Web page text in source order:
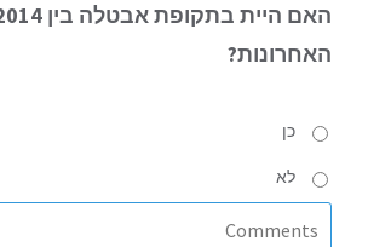
האם
האחרונות?
כן
לא